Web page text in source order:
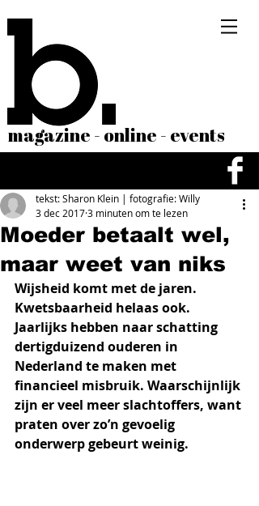
magazine - online - events
Moeder betaalt wel,
maar weet van niks
tekst: Sharon Klein | fotografie: Willy
3 dec 20173 minuten om te lezen
Wijsheid komt met de jaren.
Kwetsbaarheid helaas ook.
Jaarlijks hebben naar schatting
dertigduizend ouderen in
Nederland te maken met
financieel misbruik. Waarschijnlijk
zijn er veel meer slachtoffers, want
praten over zo’n gevoelig
onderwerp gebeurt weinig.